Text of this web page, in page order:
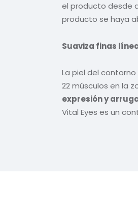
el producto desde
producto se haya
Suaviza finas
La piel del
22 músculos en la
expresión y
Vital Eyes es un